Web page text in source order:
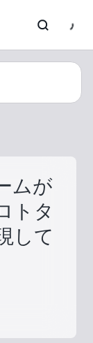
ムが
トタ
して